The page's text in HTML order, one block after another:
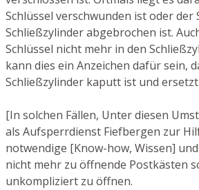
Schlüssel verschwunden ist oder der
Schließzylinder abgebrochen ist.
Schlüssel nicht mehr in den
kann dies ein Anzeichen dafür sein,
Schließzylinder kaputt ist und
[In solchen Fällen, Unter diesen
als Aufsperrdienst Fiefbergen zur
notwendige [Know-how, Wissen]
nicht mehr zu öffnende Postkästen
unkompliziert zu öffnen.